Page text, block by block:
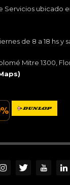
Servicios ubicado
de 8 a 18 hs y
Mitre 1300,